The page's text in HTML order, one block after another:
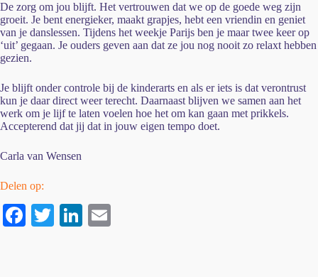
De zorg om jou blijft. Het vertrouwen dat we op de goede weg zijn
groeit. Je bent energieker, maakt grapjes, hebt een vriendin en geniet
van je danslessen. Tijdens het weekje Parijs ben je maar twee keer op
‘uit’ gegaan. Je ouders geven aan dat ze jou nog nooit zo relaxt hebben
gezien.
Je blijft onder controle bij de kinderarts en als er iets is dat verontrust
kun je daar direct weer terecht. Daarnaast blijven we samen aan het
werk om je lijf te laten voelen hoe het om kan gaan met prikkels.
Accepterend dat jij dat in jouw eigen tempo doet.
Carla van Wensen
Delen op:
Fa
T
Li